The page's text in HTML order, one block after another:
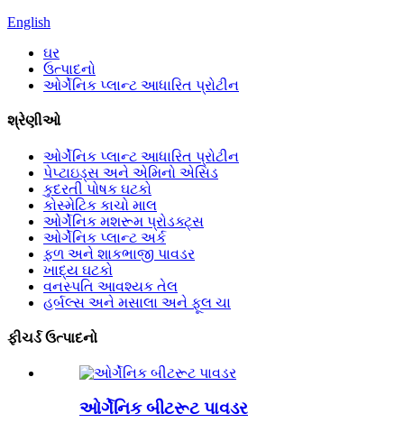
English
ઘર
ઉત્પાદનો
ઓર્ગેનિક પ્લાન્ટ આધારિત પ્રોટીન
શ્રેણીઓ
ઓર્ગેનિક પ્લાન્ટ આધારિત પ્રોટીન
પેપ્ટાઇડ્સ અને એમિનો એસિડ
કુદરતી પોષક ઘટકો
કોસ્મેટિક કાચો માલ
ઓર્ગેનિક મશરૂમ પ્રોડક્ટ્સ
ઓર્ગેનિક પ્લાન્ટ અર્ક
ફળ અને શાકભાજી પાવડર
ખાદ્ય ઘટકો
વનસ્પતિ આવશ્યક તેલ
હર્બલ્સ અને મસાલા અને ફૂલ ચા
ફીચર્ડ ઉત્પાદનો
ઓર્ગેનિક બીટરૂટ પાવડર